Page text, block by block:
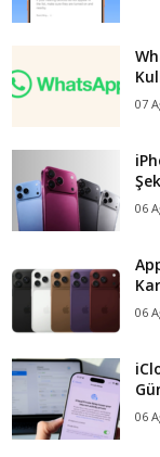
07
06
06
06